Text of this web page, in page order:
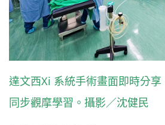
達文西Xi 系統手術畫面即時分
同步觀摩學習。攝影／沈健民